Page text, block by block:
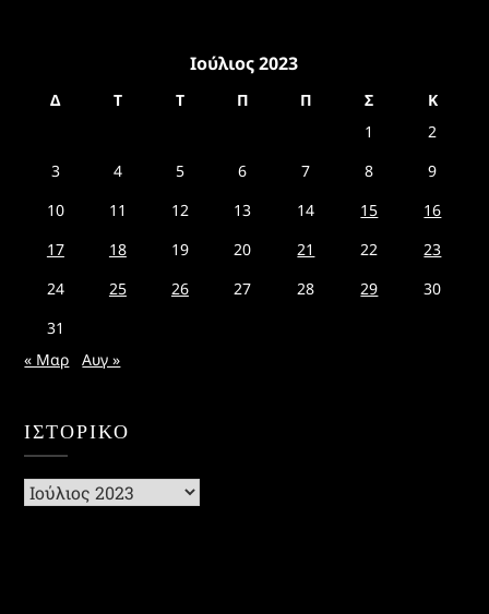
Ιούλιος 2023
Δ Τ Τ Π Π Σ
Κ
1
2
3
4 5 6 7 8
9
10
11 12 13 14 15
16
17
18 19 20 21 22
23
24
25 26 27 28 29
30
31
« Μαρ
Αυγ »
ΙΣΤΟΡΙΚΌ
Ιστορικό